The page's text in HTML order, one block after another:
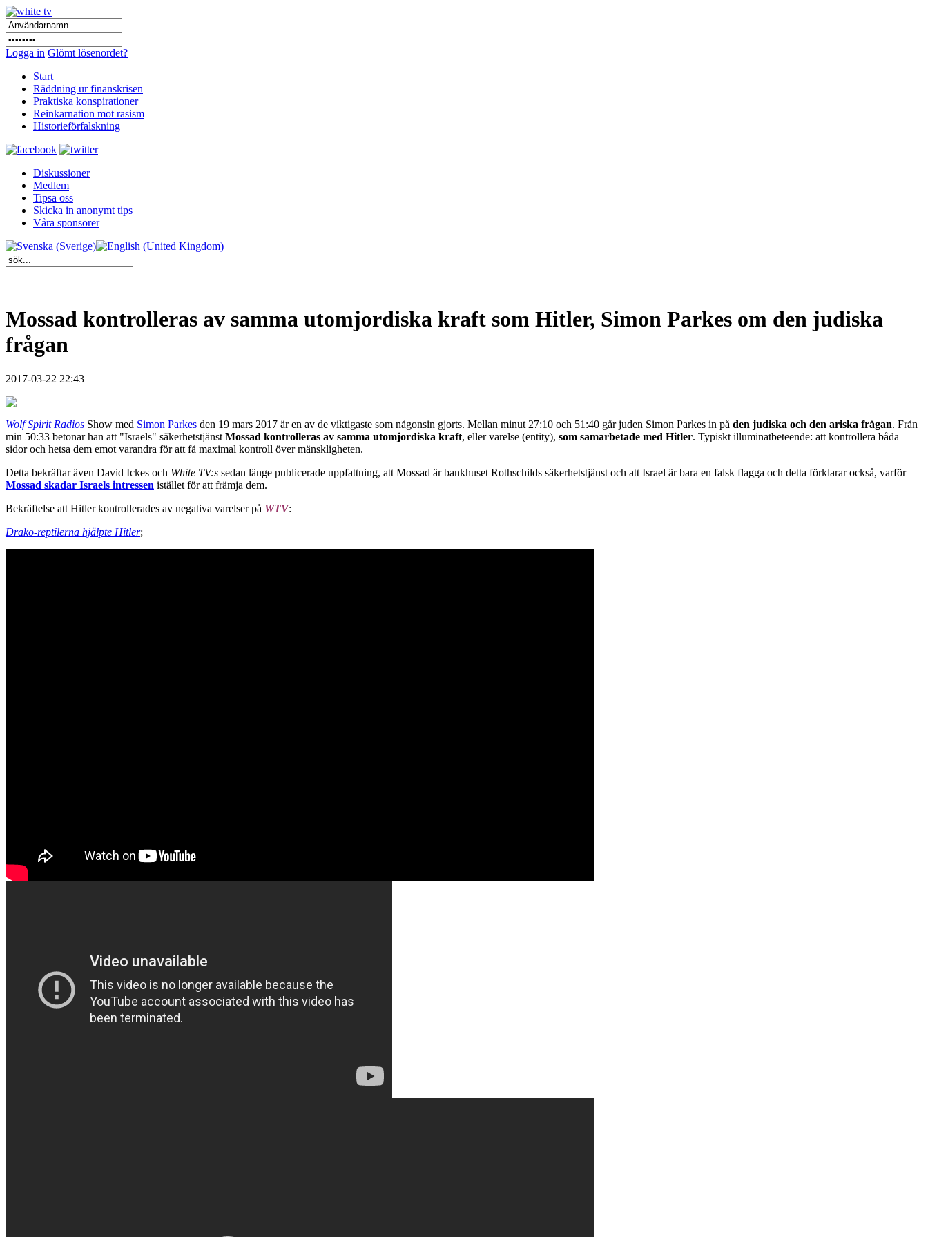
Logga in Glömt lösenordet?
Start
Räddning ur finanskrisen
Praktiska konspirationer
Reinkarnation mot rasism
Historieförfalskning
Diskussioner
Medlem
Tipsa oss
Skicka in anonymt tips
Våra sponsorer
Mossad kontrolleras av samma utomjordiska kraft som Hitler, Simon Parkes om den judiska
frågan
2017-03-22 22:43
Wolf Spirit Radios Show med Simon Parkes den 19 mars 2017 är en av de viktigaste som någonsin gjorts. Mellan minut 27:10 och 51:40 går juden Simon Parkes in på den judiska och den ariska frågan. Från
min 50:33 betonar han att "Israels" säkerhetstjänst Mossad kontrolleras av samma utomjordiska kraft, eller varelse (entity), som samarbetade med Hitler. Typiskt illuminatbeteende: att kontrollera båda
sidor och hetsa dem emot varandra för att få maximal kontroll över mänskligheten.
Detta bekräftar även David Ickes och White TV:s sedan länge publicerade uppfattning, att Mossad är bankhuset Rothschilds säkerhetstjänst och att Israel är bara en falsk flagga och detta förklarar också, varför
Mossad skadar Israels intressen istället för att främja dem.
Bekräftelse att Hitler kontrollerades av negativa varelser på WTV:
Drako-reptilerna hjälpte Hitler;